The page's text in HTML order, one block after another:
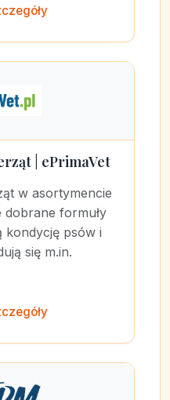
| ePrimaVet
w asortymencie
dobrane formuły
kondycję psów i
się m.in.